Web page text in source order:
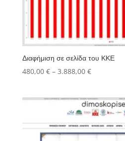
Διαφήμιση σε σελίδα του ΚΚΕ
480,00 € – 3.888,00 €Price
through
3.888,00 €